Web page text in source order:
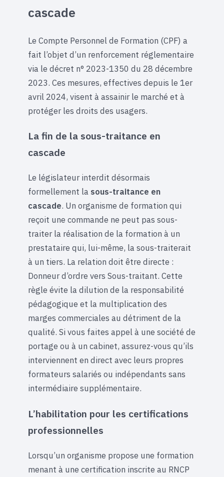
cascade
Le Compte Personnel de Formation (CPF) a
fait l’objet d’un renforcement réglementaire
via le décret n° 2023-1350 du 28 décembre
2023. Ces mesures, effectives depuis le 1er
avril 2024, visent à assainir le marché et à
protéger les droits des usagers.
La fin de la sous-traitance en
cascade
Le législateur interdit désormais
formellement la sous-traitance en
cascade. Un organisme de formation qui
reçoit une commande ne peut pas sous-
traiter la réalisation de la formation à un
prestataire qui, lui-même, la sous-traiterait
à un tiers. La relation doit être directe :
Donneur d’ordre vers Sous-traitant. Cette
règle évite la dilution de la responsabilité
pédagogique et la multiplication des
marges commerciales au détriment de la
qualité. Si vous faites appel à une société de
portage ou à un cabinet, assurez-vous qu’ils
interviennent en direct avec leurs propres
formateurs salariés ou indépendants sans
intermédiaire supplémentaire.
L’habilitation pour les certifications
professionnelles
Lorsqu’un organisme propose une formation
menant à une certification inscrite au RNCP